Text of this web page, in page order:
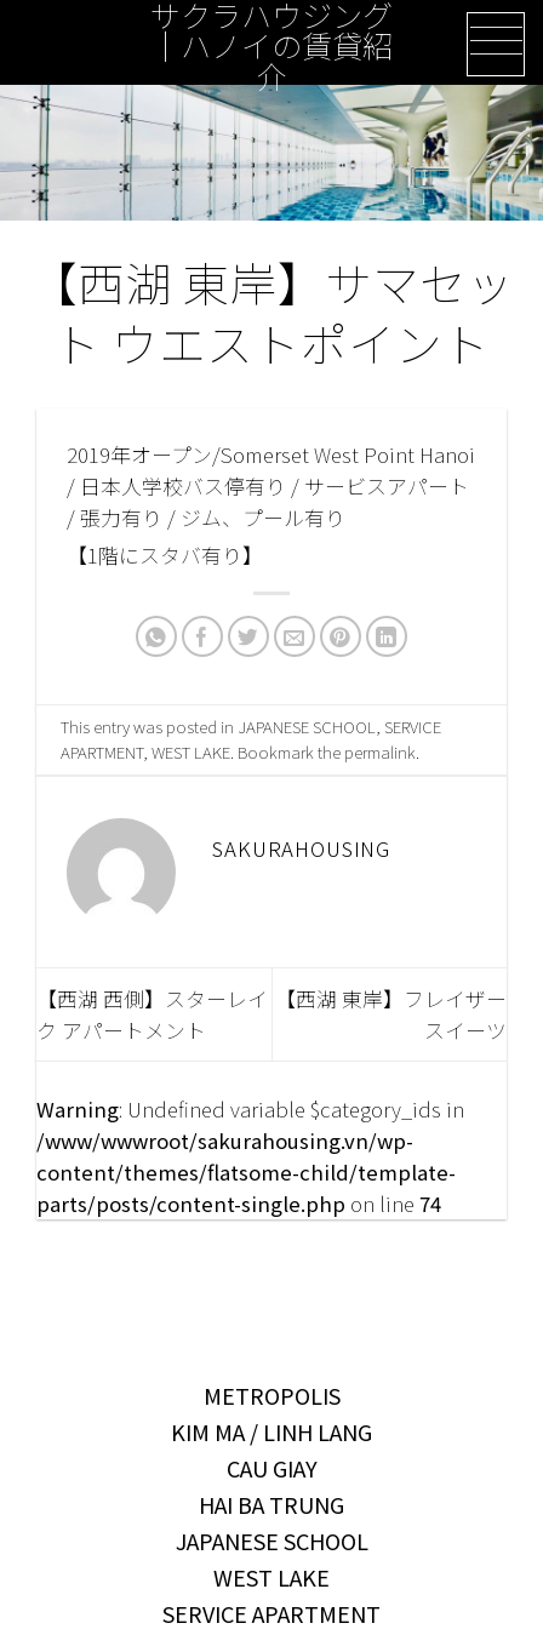
content
サクラハウジング
｜ハノイの賃貸紹
介
【西湖 東岸】サマセッ
ト ウエストポイント
2019年オープン/Somerset West Point Hanoi
/ 日本人学校バス停有り / サービスアパート
/ 張力有り / ジム、プール有り
【1階にスタバ有り】
This entry was posted in JAPANESE SCHOOL, SERVICE
APARTMENT,WEST LAKE. Bookmark the permalink.
SAKURAHOUSING
【西湖 西側】スターレイ
ク アパートメント
【西湖 東岸】フレイザー
スイーツ
Warning: Undefined variable $category_ids in
/www/wwwroot/sakurahousing.vn/wp-
content/themes/flatsome-child/template-
parts/posts/content-single.php on line 74
METROPOLIS
KIM MA / LINH LANG
CAU GIAY
HAI BA TRUNG
JAPANESE SCHOOL
WEST LAKE
SERVICE APARTMENT